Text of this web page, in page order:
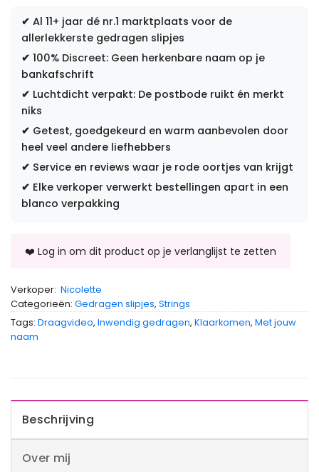
✔ Al 11+ jaar dé nr.1 marktplaats voor de
allerlekkerste gedragen slipjes
✔ 100% Discreet: Geen herkenbare naam op je
bankafschrift
✔ Luchtdicht verpakt: De postbode ruikt én merkt
niks
✔ Getest, goedgekeurd en warm aanbevolen door
heel veel andere liefhebbers
✔ Service en reviews waar je rode oortjes van krijgt
✔ Elke verkoper verwerkt bestellingen apart in een
blanco verpakking
Verkoper: Nicolette
Categorieën: Gedragen slipjes, Strings
Tags: Draagvideo, Inwendig gedragen, Klaarkomen, Met jouw
naam
Beschrijving
Over mij